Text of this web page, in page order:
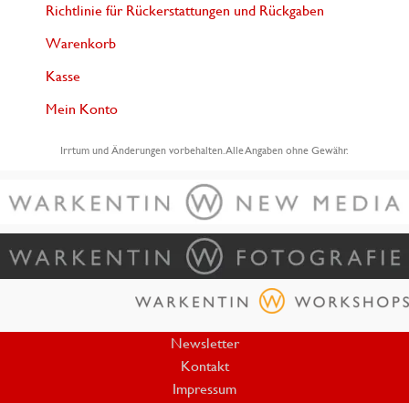
Richtlinie für Rückerstattungen und Rückgaben
Warenkorb
Kasse
Mein Konto
Irrtum und Änderungen vorbehalten. Alle Angaben ohne Gewähr.
Newsletter
Kontakt
Impressum